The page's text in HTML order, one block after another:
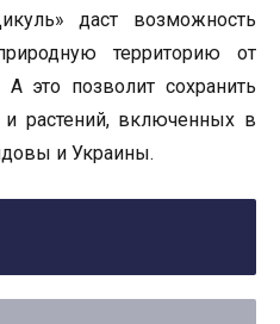
даст возможность
территорию от
А это позволит сохранить
растений, включенных в
и Украины.